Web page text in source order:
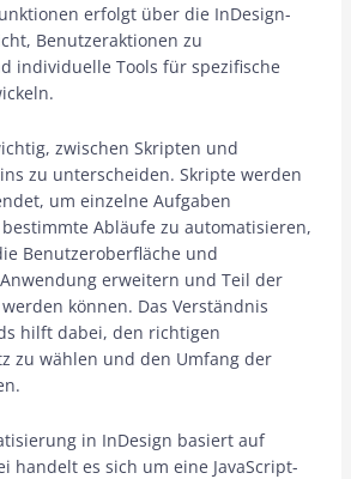
erfolgt über die InDesign-
Benutzeraktionen zu
individuelle Tools für spezifische
zwischen Skripten und
zu unterscheiden. Skripte werden
um einzelne Aufgaben
Abläufe zu automatisieren,
Benutzeroberfläche und
erweitern und Teil der
können. Das Verständnis
hilft dabei, den richtigen
zu wählen und den Umfang der
in InDesign basiert auf
handelt es sich um eine JavaScript-